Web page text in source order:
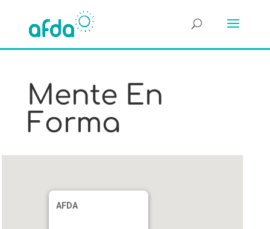
Mente En
Forma
AFDA